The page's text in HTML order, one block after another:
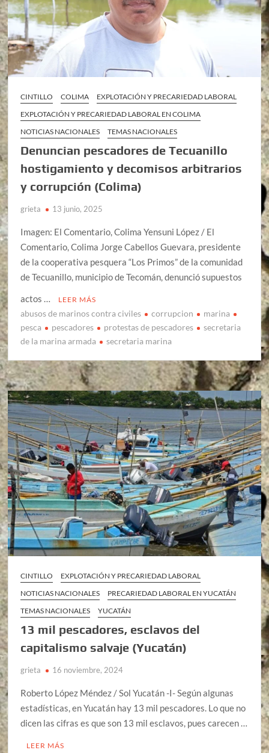
CINTILLO COLIMA
EXPLOTACIÓN Y PRECARIEDAD LABORAL
EXPLOTACIÓN Y PRECARIEDAD LABORAL EN COLIMA
NOTICIAS NACIONALES
TEMAS NACIONALES
Denuncian pescadores de Tecuanillo
hostigamiento y decomisos arbitrarios
y corrupción (Colima)
grieta 13 junio, 2025
Imagen: El Comentario, Colima Yensuni López / El
Comentario, Colima Jorge Cabellos Guevara, presidente
de la cooperativa pesquera “Los Primos” de la comunidad
de Tecuanillo, municipio de Tecomán, denunció supuestos
actos …
LEER MÁS
abusos de marinos contra civiles corrupcion
marina
pesca
pescadores protestas de pescadores
secretaria
de la marina armada
secretaria marina
CINTILLO
EXPLOTACIÓN Y PRECARIEDAD LABORAL
NOTICIAS NACIONALES
PRECARIEDAD LABORAL EN YUCATÁN
TEMAS NACIONALES
YUCATÁN
13 mil pescadores, esclavos del
capitalismo salvaje (Yucatán)
grieta 16 noviembre, 2024
Roberto López Méndez / Sol Yucatán -I- Según algunas
estadísticas, en Yucatán hay 13 mil pescadores. Lo que no
dicen las cifras es que son 13 mil esclavos, pues carecen …
LEER MÁS